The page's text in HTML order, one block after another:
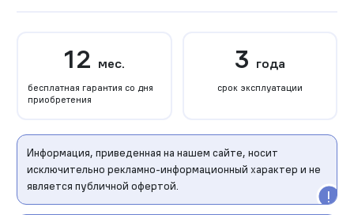
12 мес.
бесплатная гарантия со дня
приобретения
3 года
срок эксплуатации
Информация, приведенная на нашем сайте, носит
исключительно рекламно-информационный характер и не
является публичной офертой.